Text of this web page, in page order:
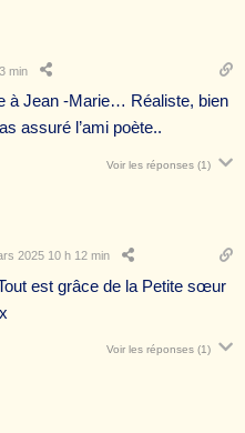
min
à Jean -Marie… Réaliste, bien
assuré l’ami poète..
Voir les réponses (1)
2025 10 h 12 min
est grâce de la Petite sœur
Voir les réponses (1)